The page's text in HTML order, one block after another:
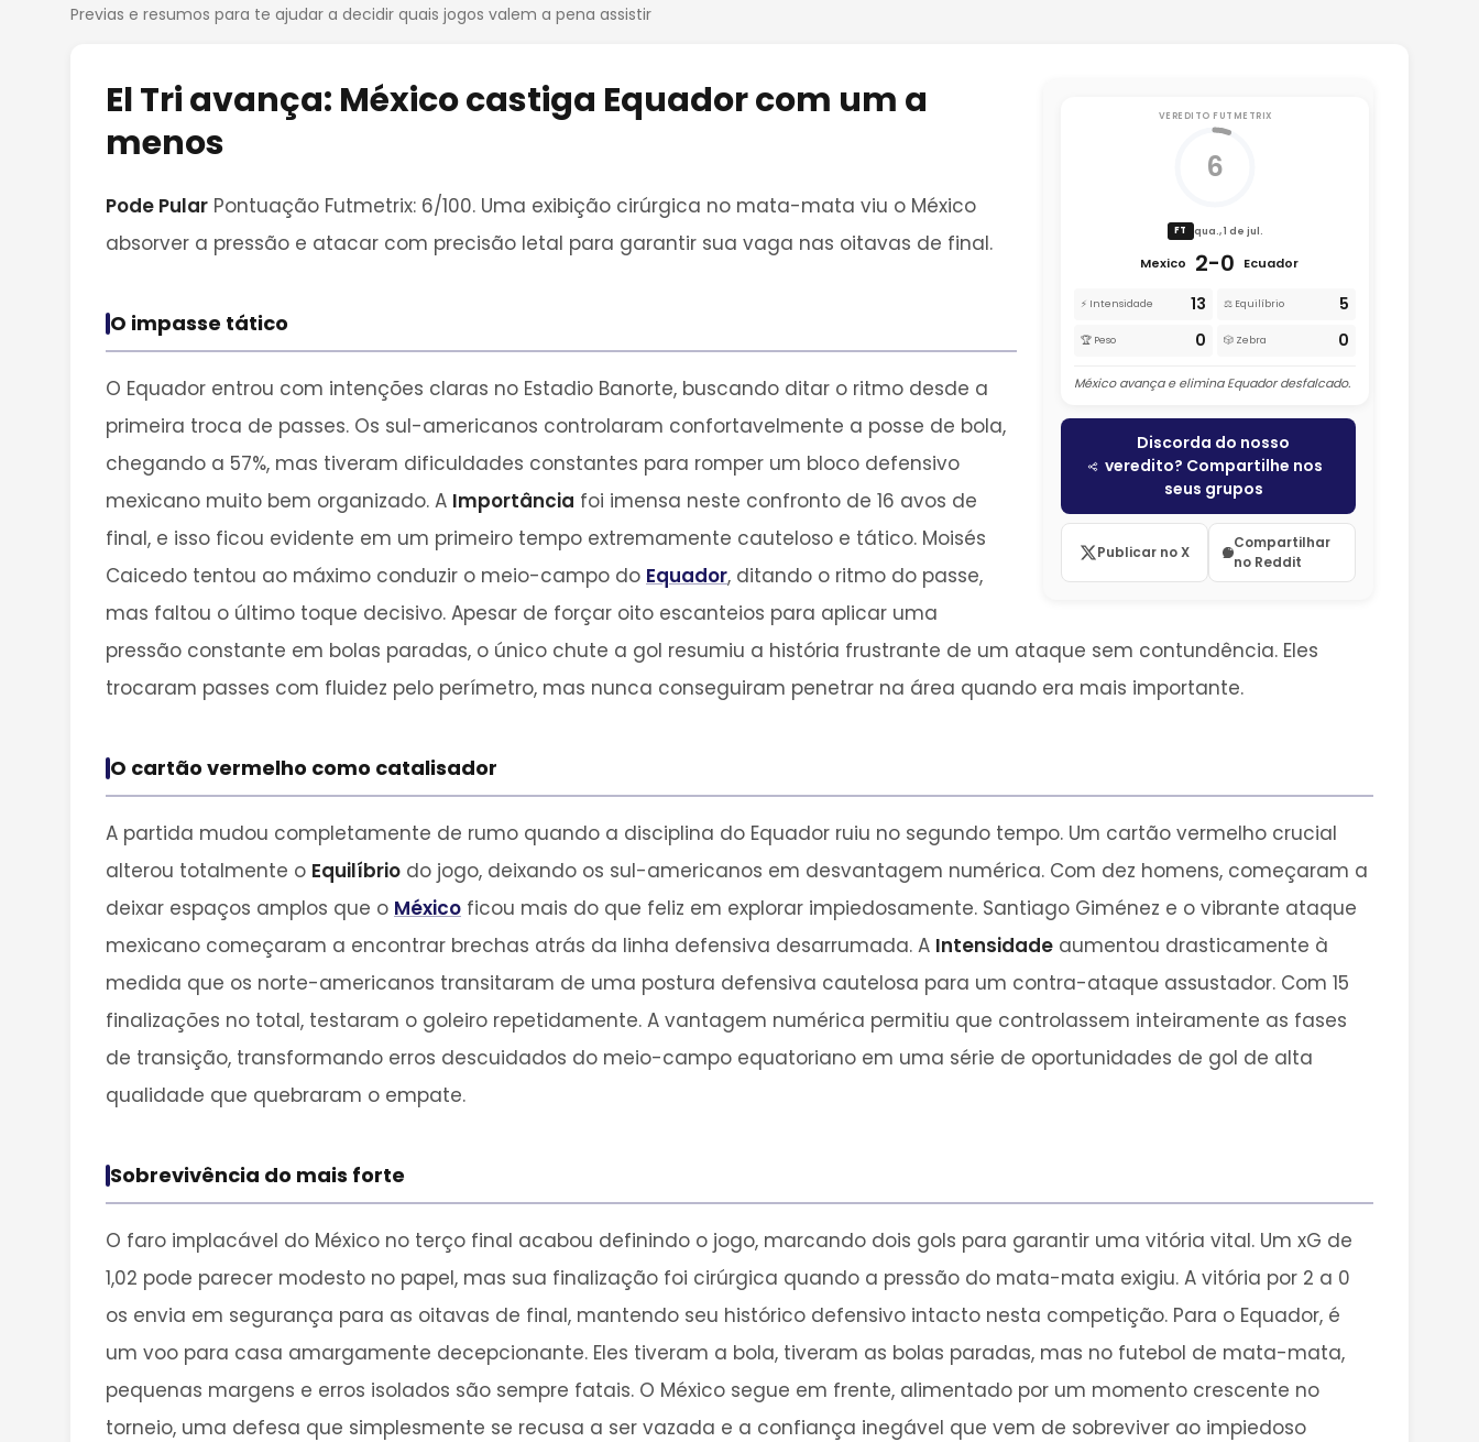
Previas e resumos para te ajudar a decidir quais jogos valem a pena assistir
VEREDITO FUTMETRIX
6
FT qua., 1 de jul.
Mexico 2-0 Ecuador
⚡ Intensidade 13 ⚖️ Equilíbrio 5
🏆 Peso 0 🎲 Zebra 0
México avança e elimina Equador desfalcado.
Discorda do nosso
veredito? Compartilhe nos
seus grupos
Publicar no X
Compartilhar
no Reddit
El Tri avança: México castiga Equador com um a
menos
Pode Pular Pontuação Futmetrix: 6/100. Uma exibição cirúrgica no mata-mata viu o México
absorver a pressão e atacar com precisão letal para garantir sua vaga nas oitavas de final.
O impasse tático
O Equador entrou com intenções claras no Estadio Banorte, buscando ditar o ritmo desde a
primeira troca de passes. Os sul-americanos controlaram confortavelmente a posse de bola,
chegando a 57%, mas tiveram dificuldades constantes para romper um bloco defensivo
mexicano muito bem organizado. A Importância foi imensa neste confronto de 16 avos de
final, e isso ficou evidente em um primeiro tempo extremamente cauteloso e tático. Moisés
Caicedo tentou ao máximo conduzir o meio-campo do Equador, ditando o ritmo do passe,
mas faltou o último toque decisivo. Apesar de forçar oito escanteios para aplicar uma
pressão constante em bolas paradas, o único chute a gol resumiu a história frustrante de um ataque sem contundência. Eles
trocaram passes com fluidez pelo perímetro, mas nunca conseguiram penetrar na área quando era mais importante.
O cartão vermelho como catalisador
A partida mudou completamente de rumo quando a disciplina do Equador ruiu no segundo tempo. Um cartão vermelho crucial
alterou totalmente o Equilíbrio do jogo, deixando os sul-americanos em desvantagem numérica. Com dez homens, começaram a
deixar espaços amplos que o México ficou mais do que feliz em explorar impiedosamente. Santiago Giménez e o vibrante ataque
mexicano começaram a encontrar brechas atrás da linha defensiva desarrumada. A Intensidade aumentou drasticamente à
medida que os norte-americanos transitaram de uma postura defensiva cautelosa para um contra-ataque assustador. Com 15
finalizações no total, testaram o goleiro repetidamente. A vantagem numérica permitiu que controlassem inteiramente as fases
de transição, transformando erros descuidados do meio-campo equatoriano em uma série de oportunidades de gol de alta
qualidade que quebraram o empate.
Sobrevivência do mais forte
O faro implacável do México no terço final acabou definindo o jogo, marcando dois gols para garantir uma vitória vital. Um xG de
1,02 pode parecer modesto no papel, mas sua finalização foi cirúrgica quando a pressão do mata-mata exigiu. A vitória por 2 a 0
os envia em segurança para as oitavas de final, mantendo seu histórico defensivo intacto nesta competição. Para o Equador, é
um voo para casa amargamente decepcionante. Eles tiveram a bola, tiveram as bolas paradas, mas no futebol de mata-mata,
pequenas margens e erros isolados são sempre fatais. O México segue em frente, alimentado por um momento crescente no
torneio, uma defesa que simplesmente se recusa a ser vazada e a confiança inegável que vem de sobreviver ao impiedoso